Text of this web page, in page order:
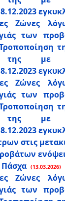
Ζώνες
των
με
Ζώνες
των
με
στις
Πάσχα (13.03.2026)
Ζώνες
των